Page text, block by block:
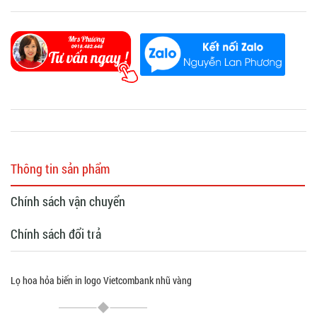
Thông tin sản phẩm
Chính sách vận chuyển
Chính sách đổi trả
Lọ hoa hỏa biến in logo Vietcombank nhũ vàng